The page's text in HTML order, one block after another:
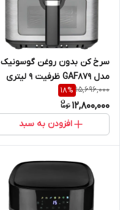
سرخ‌ کن بدون روغن گوسونیک
مدل GAF879 ظرفیت 9 لیتری
15,696,000
18%
12,800,000
افزودن به سبد